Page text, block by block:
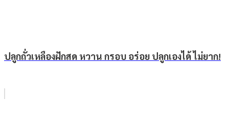
ปลูกถั่วเหลืองฝักสด หวาน กรอบ อร่อย ปลูกเองได้ ไม่ยาก!